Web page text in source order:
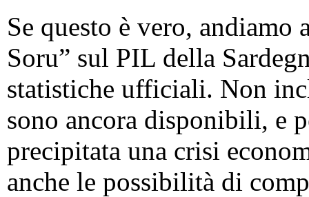
Se questo è vero, andiamo
Soru” sul PIL della
statistiche ufficiali. Non
sono ancora disponibili, e
precipitata una crisi
anche le possibilità di